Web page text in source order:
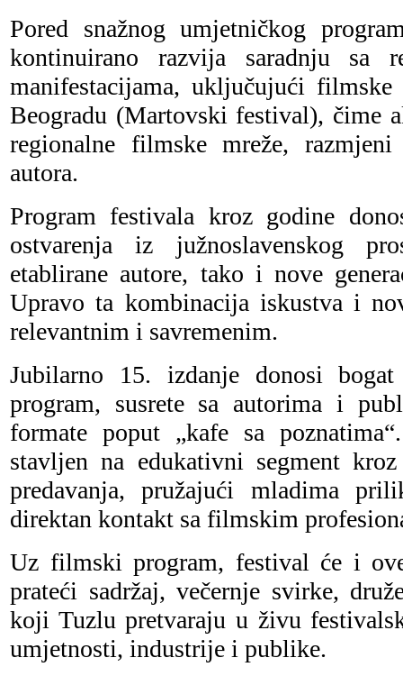
Pored snažnog umjetničkog
kontinuirano razvija saradnju sa
manifestacijama, uključujući
Beogradu (Martovski festival), čime
regionalne filmske mreže,
autora.
Program festivala kroz godine
ostvarenja iz južnoslavenskog
etablirane autore, tako i nove
Upravo ta kombinacija iskustva i
relevantnim i savremenim.
Jubilarno 15. izdanje donosi
program, susrete sa autorima i
formate poput „kafe sa
stavljen na edukativni segment
predavanja, pružajući mladima
direktan kontakt sa filmskim
Uz filmski program, festival će i
prateći sadržaj, večernje svirke,
koji Tuzlu pretvaraju u živu
umjetnosti, industrije i publike.